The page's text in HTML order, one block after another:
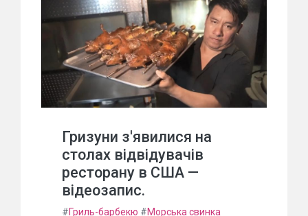
Гризуни з'явилися на
столах відвідувачів
ресторану в США —
відеозапис.
#Гриль-барбекю #Морська свинка